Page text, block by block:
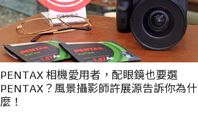
PENTAX 相機愛用者，配眼鏡也要選
PENTAX？風景攝影師許展源告訴你為什
麼！